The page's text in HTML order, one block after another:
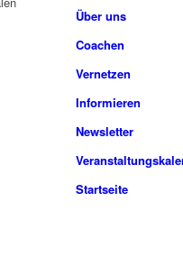
Über uns
Coachen
Vernetzen
Informieren
Newsletter
Startseite